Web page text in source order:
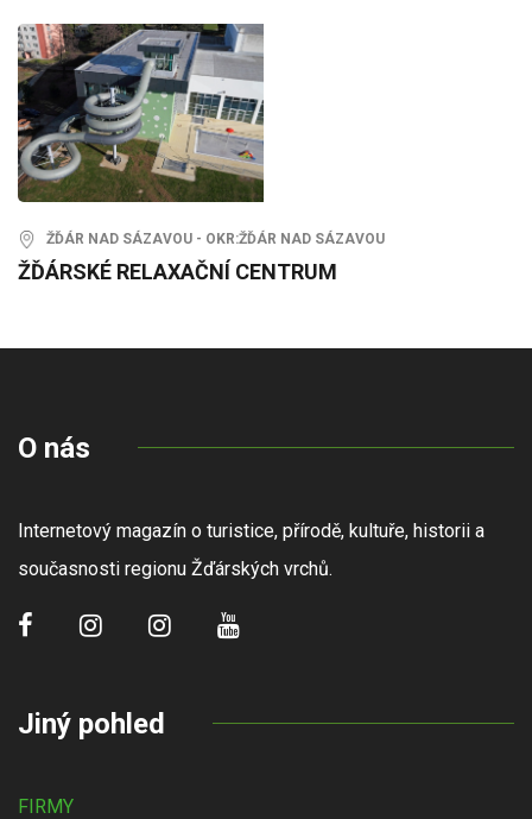
ŽĎÁR NAD SÁZAVOU - OKR:ŽĎÁR NAD SÁZAVOU
ŽĎÁRSKÉ RELAXAČNÍ CENTRUM
O nás
Internetový magazín o turistice, přírodě, kultuře, historii a
současnosti regionu Žďárských vrchů.
Jiný pohled
FIRMY